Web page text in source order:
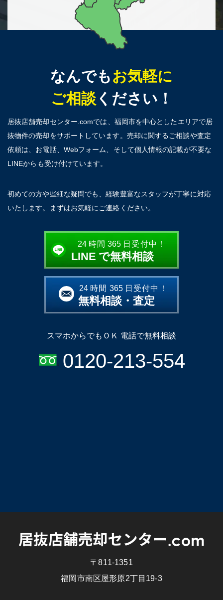
なんでもお気軽に
ご相談ください！
居抜店舗売却センター.comでは、福岡市を中心としたエリアで居
抜物件の売却をサポートしています。売却に関するご相談や査定
依頼は、お電話、Webフォーム、そして個人情報の記載が不要な
LINEからも受け付けています。
初めての方や些細な疑問でも、経験豊富なスタッフが丁寧に対応
いたします。まずはお気軽にご連絡ください。
24 時間 365 日受付中！
LINE で無料相談
24 時間 365 日受付中！
無料相談・査定
スマホからでもＯＫ 電話で無料相談
0120-213-554
〒811-1351
福岡市南区屋形原2丁目19-3